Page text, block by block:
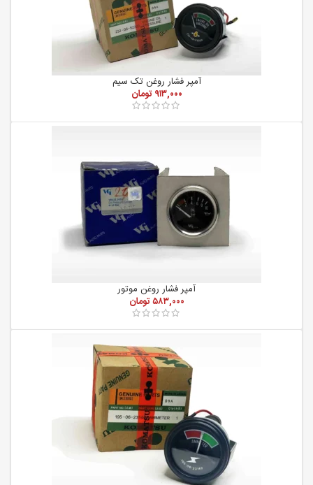
آمپر فشار روغن تک سیم
۹۱۳,۰۰۰ تومان
آمپر فشار روغن موتور
۵۸۳,۰۰۰تومان